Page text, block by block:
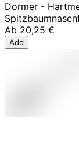
Dormer -
Ab 20,25 €
Add